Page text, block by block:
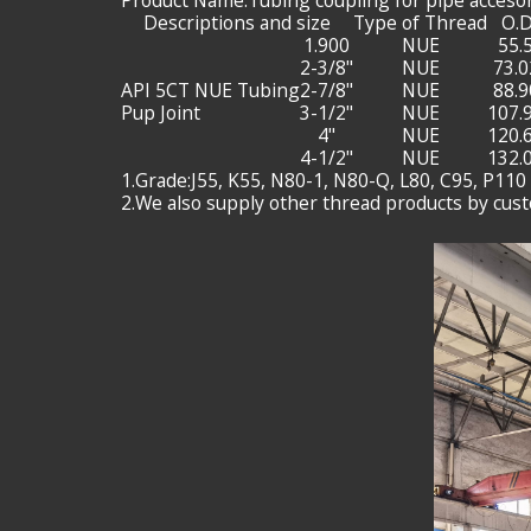
Descriptions and size
Type of Thread
API 5CT NUE Tubing
Pup Joint
1.900 NUE
2-3/8"
NUE
2-7/8"
NUE
3-1/2"
NUE
4"
NUE
4-1/2"
NUE
1.Grade:J55, K55, N80-1, N80-Q, L80, C95, P110
2.We also supply other thread products by